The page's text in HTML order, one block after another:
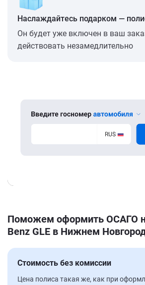
Наслаждайтесь подарком —
Он будет уже включен в ваш
действовать незамедлительно
Поможем оформить ОСАГО
Benz GLE в Нижнем
Стоимость без комиссии
Цена полиса такая же, как при